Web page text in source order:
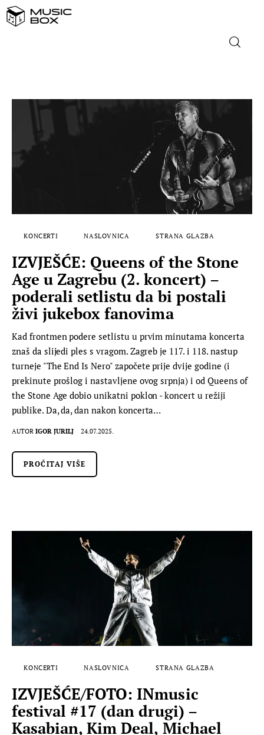
DOMAĆA GLAZBA
KONCERTI NASLOVNICA STRANA GLAZBA
IZVJEŠĆE: Queens of the Stone
Age u Zagrebu (2. koncert) –
poderali setlistu da bi postali
živi jukebox fanovima
Kad frontmen podere setlistu u prvim minutama koncerta
znaš da slijedi ples s vragom. Zagreb je 117. i 118. nastup
turneje "The End Is Nero" započete prije dvije godine (i
prekinute prošlog i nastavljene ovog srpnja) i od Queens of
the Stone Age dobio unikatni poklon - koncert u režiji
publike. Da, da, dan nakon koncerta…
AUTOR IGOR JURILJ 24.07.2025.
PROČITAJ VIŠE
KONCERTI NASLOVNICA STRANA GLAZBA
IZVJEŠĆE/FOTO: INmusic
festival #17 (dan drugi) –
Kasabian, Kim Deal, Michael